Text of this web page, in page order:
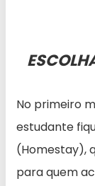
No primeiro
estudante
(Homestay),
para quem